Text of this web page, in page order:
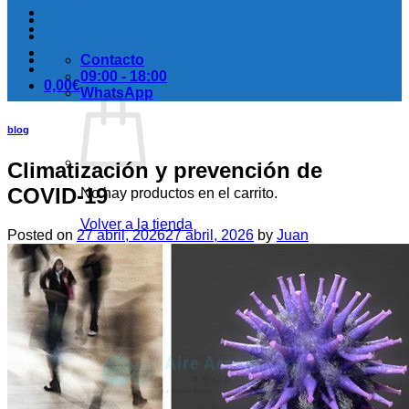
0,00€
No hay productos en el carrito.
Volver a la tienda
Carrito
No hay productos en el carrito.
Contacto
09:00 - 18:00
WhatsApp
blog
Climatización y prevención de
COVID-19
Posted on 27 abril, 202627 abril, 2026 by Juan